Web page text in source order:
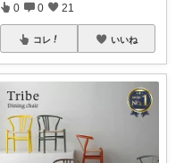
0 0 21
コレ いいね